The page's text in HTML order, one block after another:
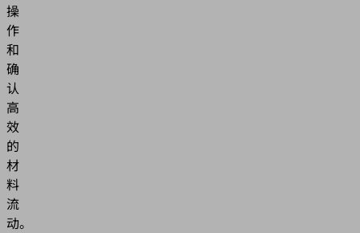
操
作
和
确
认
高
效
的
材
料
流
动。